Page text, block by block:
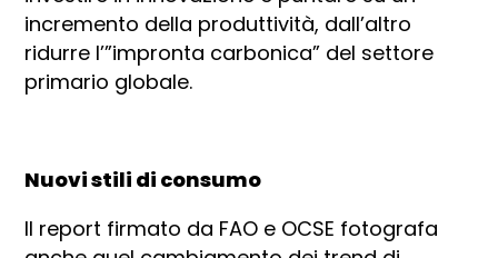
incremento della produttività, dall’altro
ridurre l’”impronta carbonica” del settore
primario globale.
Nuovi stili di consumo
Il report firmato da FAO e OCSE fotografa